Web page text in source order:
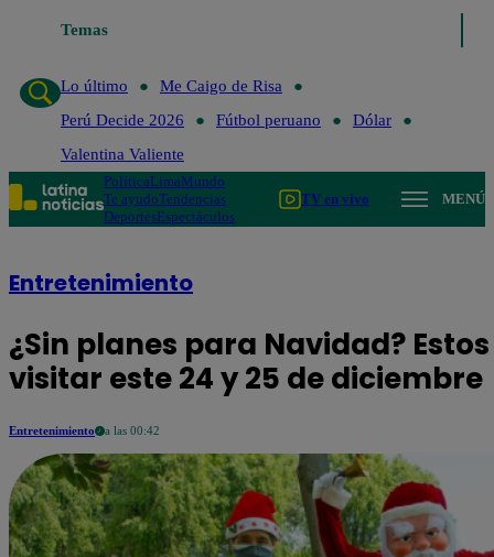
Temas
Lo último
Lo último
Me Caigo de Risa
Perú Decide 2026
Fútbol peruano
Dólar
Valentina Valiente
PolíticaLimaMundo
Te ayudoTendencias
DeportesEspectáculos
TV en vivo MENÚ
Entretenimiento
¿Sin planes para Navidad?
visitar este 24 y 25 de diciembre
Entretenimiento a las 00:42